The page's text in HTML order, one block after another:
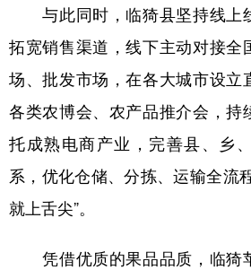
与此同时，临猗县坚持线上
拓宽销售渠道，线下主动对接全
场、批发市场，在各大城市设立
各类农博会、农产品推介会，持
托成熟电商产业，完善县、乡
系，优化仓储、分拣、运输全流
就上舌尖”。
凭借优质的果品品质，临猗